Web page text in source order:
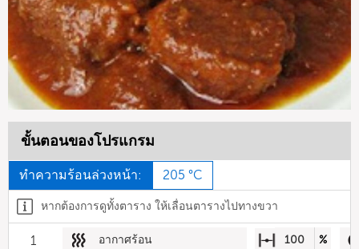
ขั้นตอนของโปรแกรม
ทำความร้อนล่วงหน้า: 205 °C
หากต้องการดูทั้งตาราง ให้เลื่อนตารางไปทางขวา
1 อากาศร้อน 100 %